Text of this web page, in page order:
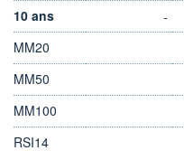
10 ans
-
MM20
MM50
MM100
RSI14